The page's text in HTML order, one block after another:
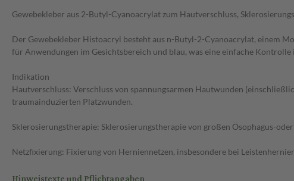
Gewebekleber aus 2-Butyl-Cyanoacrylat zum Hautverschluss,
Der Gewebekleber Histoacryl besteht aus n-Butyl-2-Cyanoacrylat, einem
für Anwendungen im Gesichtsbereich und blau, was eine einfache
Indikation
Hautverschluss: Verschluss von spannungsarmen Hautwunden
traumainduzierten Platzwunden.
Sklerosierungstherapie: Sklerosierungstherapie von großen Ösophagus-
Netzfixierung: Fixierung von Herniennetzen, insbesondere bei